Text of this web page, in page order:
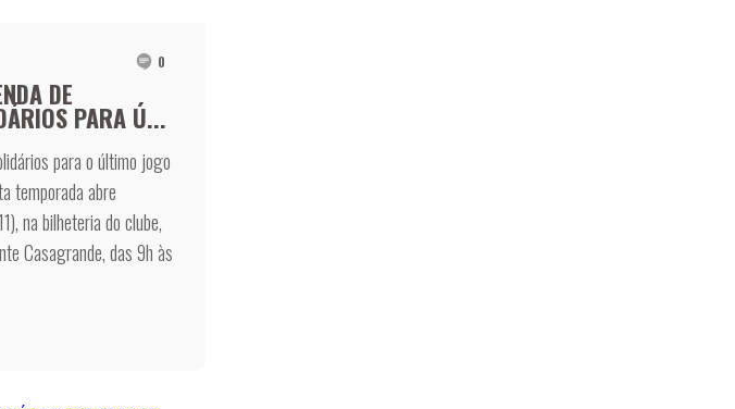
0
DE
PARA Ú...
para o último jogo
temporada abre
na bilheteria do clube,
Casagrande, das 9h às